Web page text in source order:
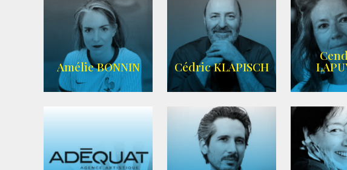
Amélie BONNIN
WIKIPEDIA
|
SITE OFFICIEL|
Cédric KLAPISCH